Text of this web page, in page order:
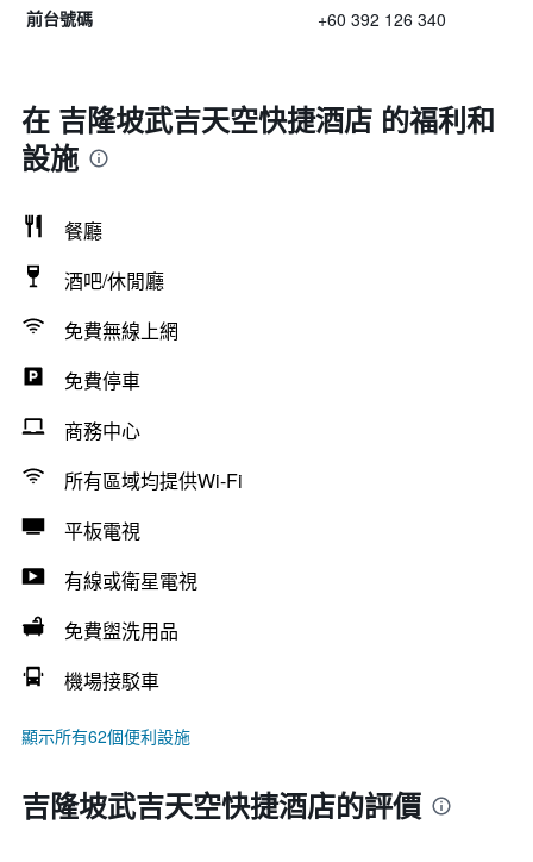
前台號碼 +60 392 126 340
在 吉隆坡武吉天空快捷酒店 的福利和
設施
餐廳
酒吧/休閒廳
免費無線上網
免費停車
商務中心
所有區域均提供Wi-Fi
平板電視
有線或衛星電視
免費盥洗用品
機場接駁車
顯示所有62個便利設施
吉隆坡武吉天空快捷酒店的評價